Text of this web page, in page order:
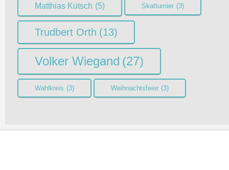
Matthias Kutsch (5) Skatturnier (3)
Trudbert Orth (13)
Volker Wiegand (27)
Wahlkreis (3) Weihnachtsfeier (3)